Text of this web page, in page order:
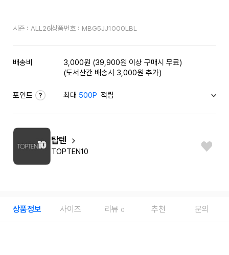
시즌 : ALL26상품번호 : MBG5JJ1000LBL
배송비
3,000원 (39,900원 이상 구매시 무료)
(도서산간 배송시 3,000원 추가)
포인트 최대 500P 적립
탑텐
TOPTEN10
상품정보 사이즈 리뷰 0 추천 문의